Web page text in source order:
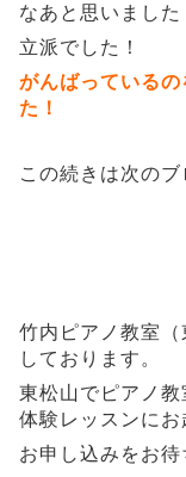
なあと思いました
立派でした！
がんばっている
た！
この続きは次のブ
竹内ピアノ教室
しております。
東松山でピアノ
体験レッスンにお
お申し込みをお